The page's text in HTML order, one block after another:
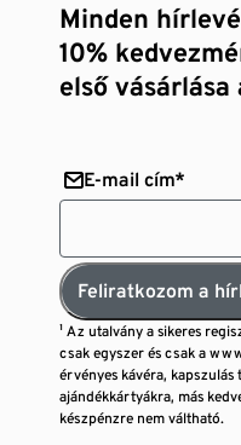
Minden
10%
első vásárlása
E-mail cím*
Feliratkozom a
¹ Az utalvány a sikeres
csak egyszer és csak a
érvényes kávéra,
ajándékkártyákra, más
készpénzre nem váltható.